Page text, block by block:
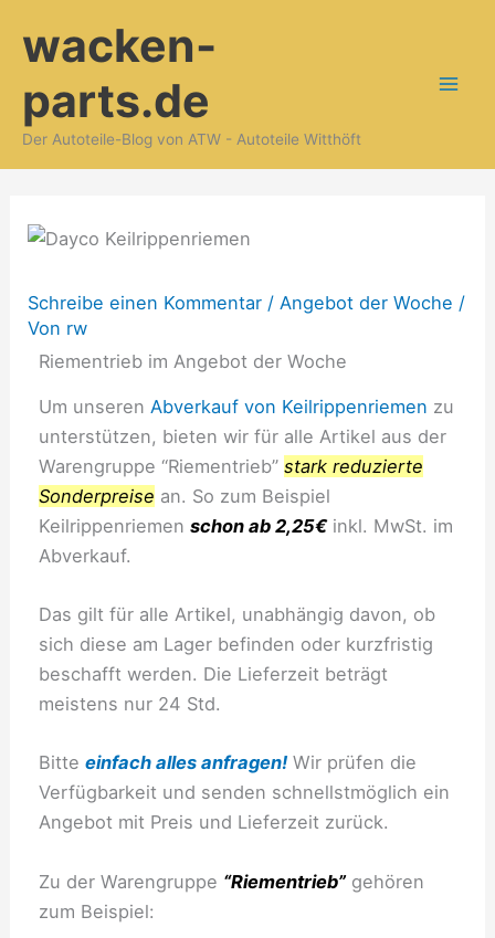
Inhaltwacken-
parts.de
Der Autoteile-Blog von ATW - Autoteile Witthöft
Schreibe einen Kommentar / Angebot der Woche /
Von rw
Riementrieb im Angebot der Woche
Um unseren Abverkauf von Keilrippenriemen zu
unterstützen, bieten wir für alle Artikel aus der
Warengruppe “Riementrieb”stark reduzierte
Sonderpreise an. So zum Beispiel
Keilrippenriemenschon ab 2,25€inkl. MwSt. im
Abverkauf.
Das gilt für alle Artikel, unabhängig davon, ob
sich diese am Lager befinden oder kurzfristig
beschafft werden. Die Lieferzeit beträgt
meistens nur 24 Std.
Bitteeinfach alles anfragen! Wir prüfen die
Verfügbarkeit und senden schnellstmöglich ein
Angebot mit Preis und Lieferzeit zurück.
Zu der Warengruppe “Riementrieb”gehören
zum Beispiel: